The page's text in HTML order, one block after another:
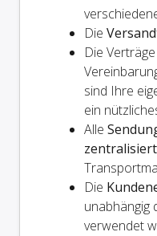
Die
Die
sind Ihre
ein
Alle
zentralisiert
Die
unabhängig
verwendet